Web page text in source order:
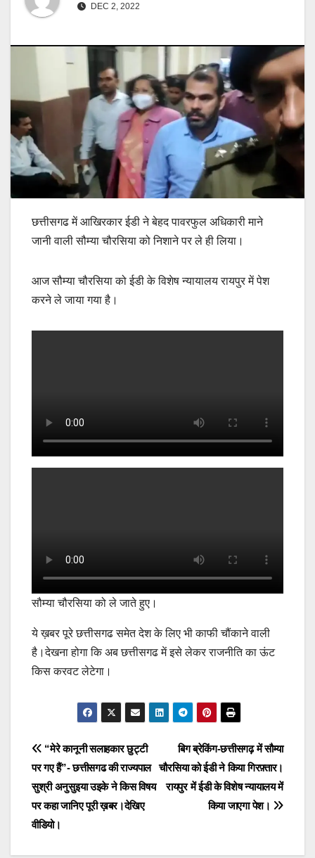
DEC 2, 2022
छत्तीसगढ में आखिरकार ईडी ने बेहद पावरफुल अधिकारी माने
जानी वाली सौम्या चौरसिया को निशाने पर ले ही लिया।
आज सौम्या चौरसिया को ईडी के विशेष न्यायालय रायपुर में पेश
करने ले जाया गया है।
सौम्या चौरसिया को ले जाते हुए।
ये ख़बर पूरे छत्तीसगढ समेत देश के लिए भी काफी चौंकाने वाली
है।देखना होगा कि अब छत्तीसगढ में इसे लेकर राजनीति का ऊंट
किस करवट लेटेगा।
Post
navigation
बिग ब्रेकिंग-छत्तीसगढ़ में सौम्या
चौरसिया को ईडी ने किया गिरफ़्तार।
रायपुर में ईडी के विशेष न्यायालय में
किया जाएगा पेश।
“मेरे कानूनी सलाहकार छुट्टी
पर गए हैं”- छत्तीसगढ की राज्यपाल
सुश्री अनुसुइया उइके ने किस विषय
पर कहा जानिए पूरी ख़बर।देखिए
वीडियो।